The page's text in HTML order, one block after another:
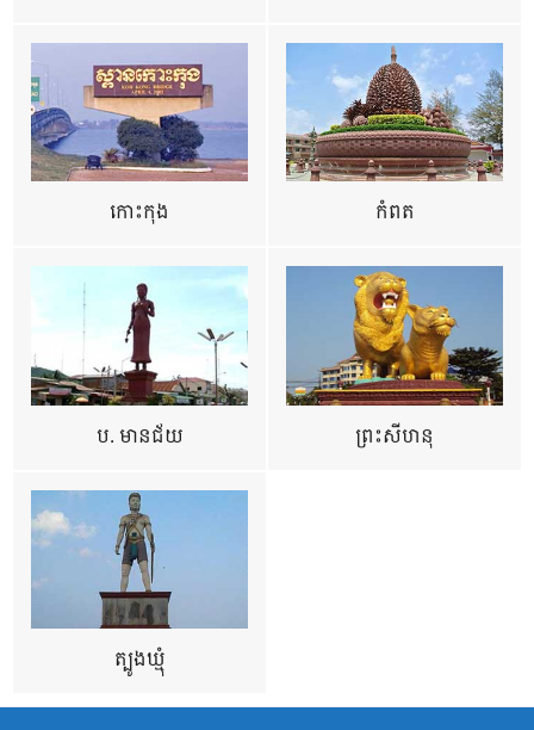
កោះកុង កំពត
ប. មានជ័យ ព្រះសីហនុ
ត្បូងឃ្មុំ